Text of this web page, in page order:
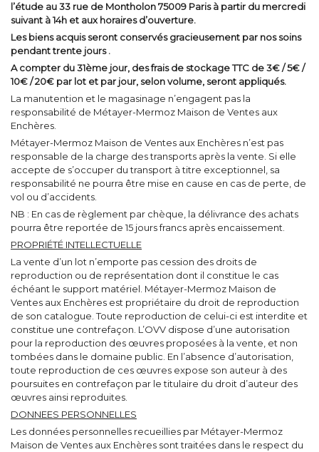
l’étude au 33 rue de Montholon 75009 Paris à partir du mercredi
suivant à 14h et aux horaires d’ouverture.
Les biens acquis seront conservés gracieusement par nos soins
pendant trente jours .
A compter du 31ème jour, des frais de stockage TTC de 3€ / 5€ /
10€ / 20€ par lot et par jour, selon volume, seront appliqués.
La manutention et le magasinage n’engagent pas la
responsabilité de Métayer-Mermoz Maison de Ventes aux
Enchères.
Métayer-Mermoz Maison de Ventes aux Enchères n’est pas
responsable de la charge des transports après la vente. Si elle
accepte de s’occuper du transport à titre exceptionnel, sa
responsabilité ne pourra être mise en cause en cas de perte, de
vol ou d’accidents.
NB : En cas de règlement par chèque, la délivrance des achats
pourra être reportée de 15 jours francs après encaissement.
PROPRIÉTÉ INTELLECTUELLE
La vente d’un lot n’emporte pas cession des droits de
reproduction ou de représentation dont il constitue le cas
échéant le support matériel. Métayer-Mermoz Maison de
Ventes aux Enchères est propriétaire du droit de reproduction
de son catalogue. Toute reproduction de celui-ci est interdite et
constitue une contrefaçon. L’OVV dispose d’une autorisation
pour la reproduction des œuvres proposées à la vente, et non
tombées dans le domaine public. En l’absence d’autorisation,
toute reproduction de ces œuvres expose son auteur à des
poursuites en contrefaçon par le titulaire du droit d’auteur des
œuvres ainsi reproduites.
DONNEES PERSONNELLES
Les données personnelles recueillies par Métayer-Mermoz
Maison de Ventes aux Enchères sont traitées dans le respect du